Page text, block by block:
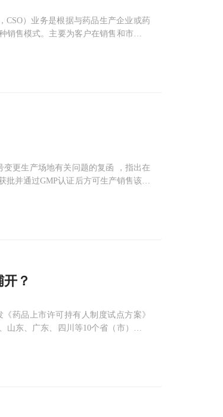
CSO）业务是根据与药品生产企业或药
售模式。主要为客户在销售和市场营
更生产场地有关问题的复函 ，指出在
批并通过GMP认证后方可生产销售该药
？
药品上市许可持有人制度试点方案》
山东、广东、四川等10个省（市）开展